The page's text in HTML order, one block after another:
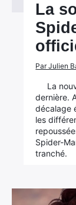
La
Par Julien
La
dernière.
décalage
les
Spider-
tranché.